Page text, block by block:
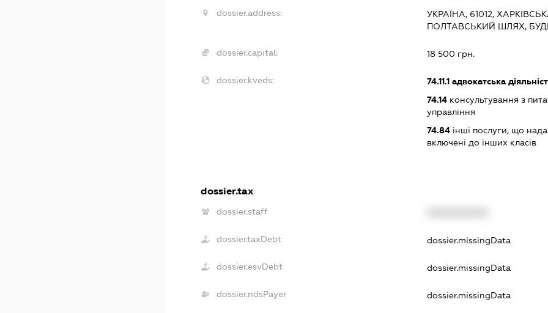
dossier.address:
УКРАЇНА, 61012,
ПОЛТАВСЬКИЙ ШЛЯХ,
dossier.capital: 18 500 грн.
dossier.kveds: 74.11.1 адвокатська
74.14 консультування з
управління
74.84 інші послуги, що
включені до інших класів
dossier.tax
dossier.staff
dossier.taxDebt dossier.missingData
dossier.esvDebt dossier.missingData
dossier.ndsPayer dossier.missingData